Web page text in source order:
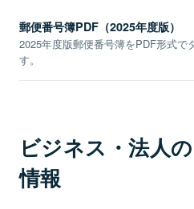
郵便番号簿PDF（2025年度版）
2025年度版郵便番号簿をPDF形式で
す。
ビジネス・法人
情報